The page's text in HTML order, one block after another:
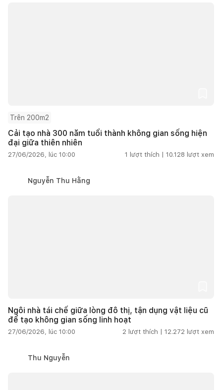
Trên 200m2
Cải tạo nhà 300 năm tuổi thành không gian sống hiện
đại giữa thiên nhiên
27/06/2026, lúc 10:00 1 lượt thích | 10.128 lượt xem
Nguyễn Thu Hằng
Ngôi nhà tái chế giữa lòng đô thị, tận dụng vật liệu cũ
để tạo không gian sống linh hoạt
27/06/2026, lúc 10:00 2 lượt thích | 12.272 lượt xem
Thu Nguyễn